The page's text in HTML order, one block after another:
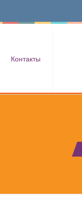
Контакты